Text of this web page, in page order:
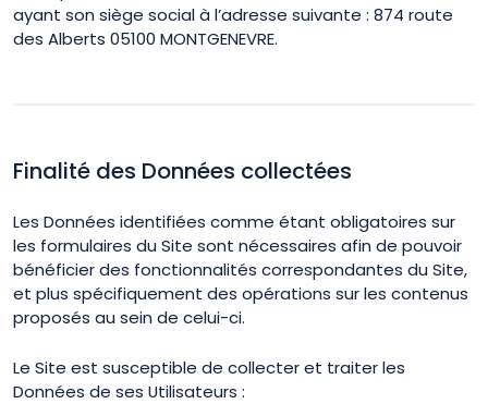
ayant son siège social à l’adresse suivante : 874 route
des Alberts 05100 MONTGENEVRE.
Finalité des Données collectées
Les Données identifiées comme étant obligatoires sur
les formulaires du Site sont nécessaires afin de pouvoir
bénéficier des fonctionnalités correspondantes du Site,
et plus spécifiquement des opérations sur les contenus
proposés au sein de celui-ci.
Le Site est susceptible de collecter et traiter les
Données de ses Utilisateurs :